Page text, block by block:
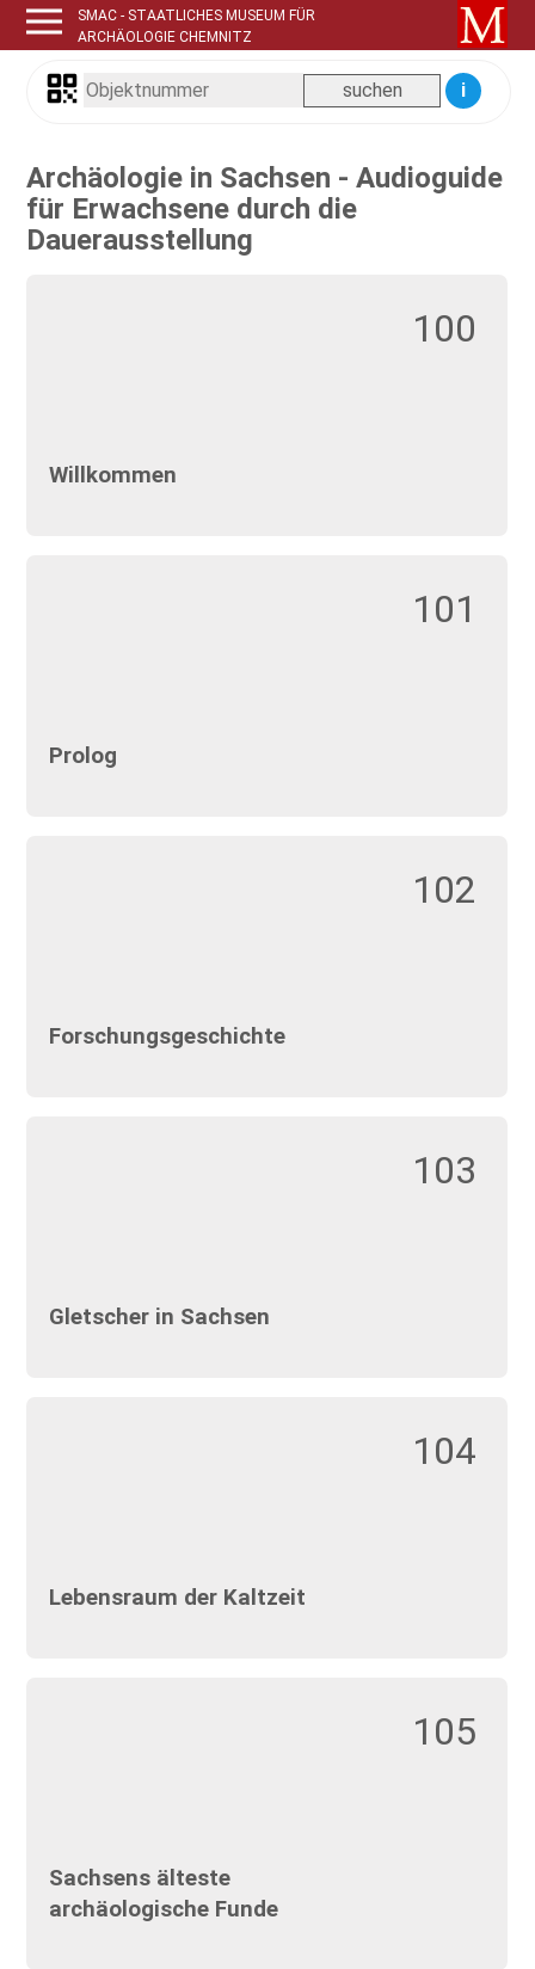
SMAC - STAATLICHES MUSEUM FÜR
ARCHÄOLOGIE CHEMNITZ
i
Archäologie in Sachsen - Audioguide
für Erwachsene durch die
Dauerausstellung
100
Willkommen
101
Prolog
102
Forschungsgeschichte
103
Gletscher in Sachsen
104
Lebensraum der Kaltzeit
105
Sachsens älteste
archäologische Funde